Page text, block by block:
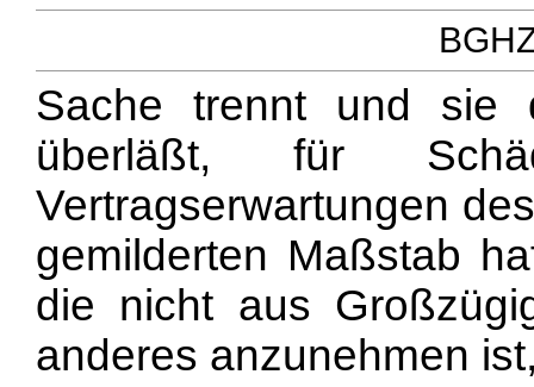
Sache trennt und sie
überläßt, für
Vertragserwartungen
gemilderten Maßstab
die nicht aus
anderes anzunehmen